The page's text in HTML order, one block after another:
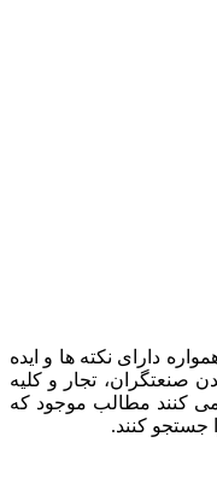
دارای نکته ها و ایده
صنعتگران، تجار و کلیه
می کنند مطالب موجود که
جستجو کنند.